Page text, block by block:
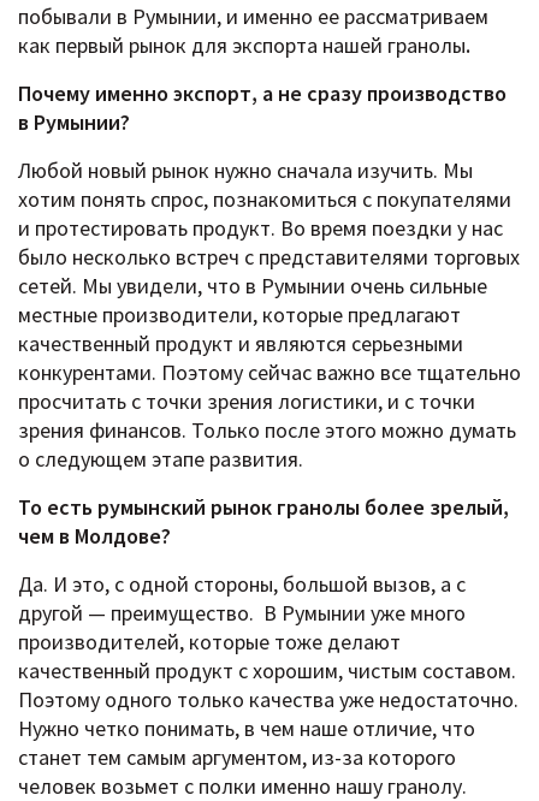
побывали в Румынии, и именно ее рассматриваем
как первый рынок для экспорта нашей гранолы.
Почему именно экспорт, а не сразу производство
в Румынии?
Любой новый рынок нужно сначала изучить. Мы
хотим понять спрос, познакомиться с покупателями
и протестировать продукт. Во время поездки у нас
было несколько встреч с представителями торговых
сетей. Мы увидели, что в Румынии очень сильные
местные производители, которые предлагают
качественный продукт и являются серьезными
конкурентами. Поэтому сейчас важно все тщательно
просчитать с точки зрения логистики, и с точки
зрения финансов. Только после этого можно думать
о следующем этапе развития.
То есть румынский рынок гранолы более зрелый,
чем в Молдове?
Да. И это, с одной стороны, большой вызов, а с
другой — преимущество. В Румынии уже много
производителей, которые тоже делают
качественный продукт с хорошим, чистым составом.
Поэтому одного только качества уже недостаточно.
Нужно четко понимать, в чем наше отличие, что
станет тем самым аргументом, из-за которого
человек возьмет с полки именно нашу гранолу.